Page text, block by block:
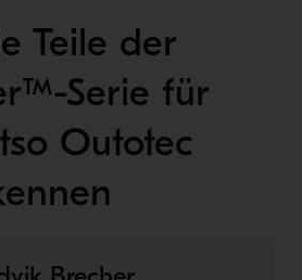
Teile der
Serie für
Outotec